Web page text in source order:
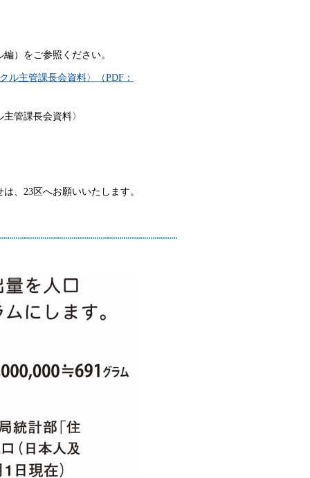
）をご参照ください。
ル主管課長会資料〉（PDF：
管課長会資料〉
、23区へお願いいたします。